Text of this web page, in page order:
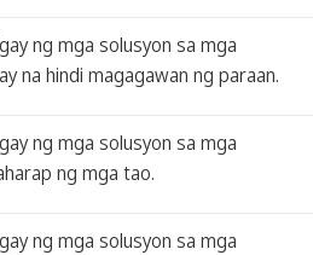
ng mga solusyon sa mga
na hindi magagawan ng paraan.
ng mga solusyon sa mga
ng mga tao.
ng mga solusyon sa mga